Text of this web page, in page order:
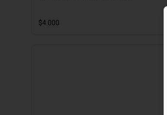
$4.000